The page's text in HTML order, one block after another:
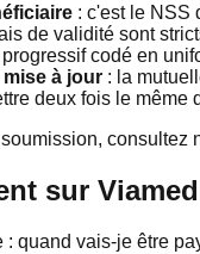
: c'est le NSS
de validité sont
codé en
à jour : la
deux fois le même
consultez
sur
: quand vais-je être